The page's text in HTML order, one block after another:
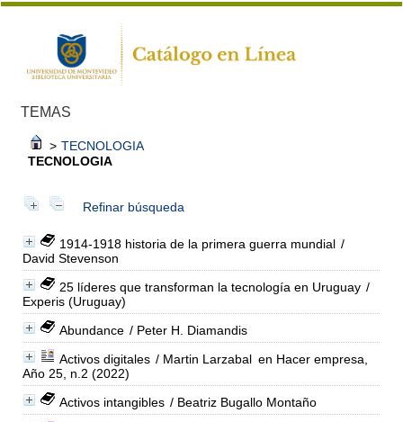
TEMAS
> TECNOLOGIA
TECNOLOGIA
Refinar búsqueda
1914-1918 historia de la primera guerra mundial /
David Stevenson
25 líderes que transforman la tecnología en Uruguay /
Experis (Uruguay)
Abundance / Peter H. Diamandis
Activos digitales / Martin Larzabal en Hacer empresa,
Año 25, n.2 (2022)
Activos intangibles / Beatriz Bugallo Montaño